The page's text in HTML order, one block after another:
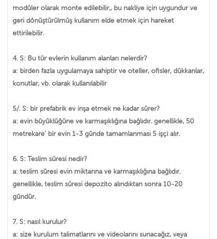
modüler olarak monte edilebilir,, bu nakliye için uygundur ve
geri dönüştürülmüş kullanım elde etmek için hareket
ettirilebilir.
4. S: Bu tür evlerin kullanım alanları nelerdir?
a: birden fazla uygulamaya sahiptir ve oteller, ofisler, dükkanlar,
konutlar, vb. olarak kullanılabilir
5/. S: bir prefabrik ev inşa etmek ne kadar sürer?
a: evin büyüklüğüne ve karmaşıklığına bağlıdır. genellikle, 50
metrekare' bir evin 1-3 günde tamamlanması 5 işçi alır.
6. S: Teslim süresi nedir?
a: teslim süresi evin miktarına ve karmaşıklığına bağlıdır.
genellikle, teslim süresi depozito alındıktan sonra 10-20
gündür.
7. S: nasıl kurulur?
a: size kurulum talimatlarını ve videolarını sunacağız, veya